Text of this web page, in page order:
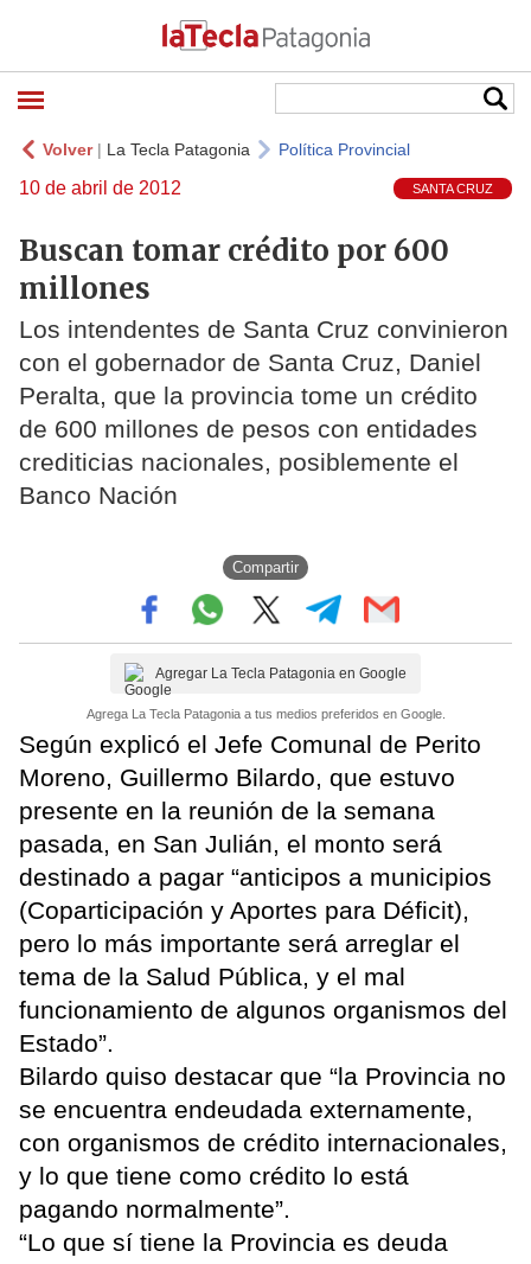
Volver| La Tecla Patagonia Política Provincial
10 de abril de 2012 SANTA CRUZ
Buscan tomar crédito por 600
millones
Los intendentes de Santa Cruz convinieron
con el gobernador de Santa Cruz, Daniel
Peralta, que la provincia tome un crédito
de 600 millones de pesos con entidades
crediticias nacionales, posiblemente el
Banco Nación
Compartir
Agregar La Tecla Patagonia en Google
Agrega La Tecla Patagonia a tus medios preferidos en Google.
Según explicó el Jefe Comunal de Perito
Moreno, Guillermo Bilardo, que estuvo
presente en la reunión de la semana
pasada, en San Julián, el monto será
destinado a pagar “anticipos a municipios
(Coparticipación y Aportes para Déficit),
pero lo más importante será arreglar el
tema de la Salud Pública, y el mal
funcionamiento de algunos organismos del
Estado”.
Bilardo quiso destacar que “la Provincia no
se encuentra endeudada externamente,
con organismos de crédito internacionales,
y lo que tiene como crédito lo está
pagando normalmente”.
“Lo que sí tiene la Provincia es deuda